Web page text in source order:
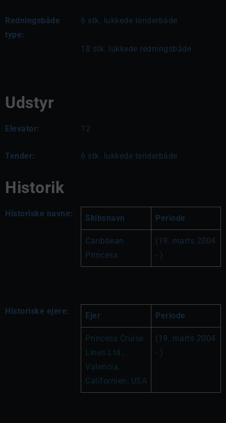
Redningsbåde
type:
6 stk. lukkede tenderbåde
18 stk. lukkede redningsbåde
Udstyr
Elevator: 12
Tender: 6 stk. lukkede tenderbåde
Historik
Historiske navne: Skibsnavn Periode
Caribbean
Princess
(19. marts 2004
- )
Historiske ejere: Ejer Periode
Princess Cruise
Lines Ltd.,
Valencia,
Californien, USA
(19. marts 2004
- )